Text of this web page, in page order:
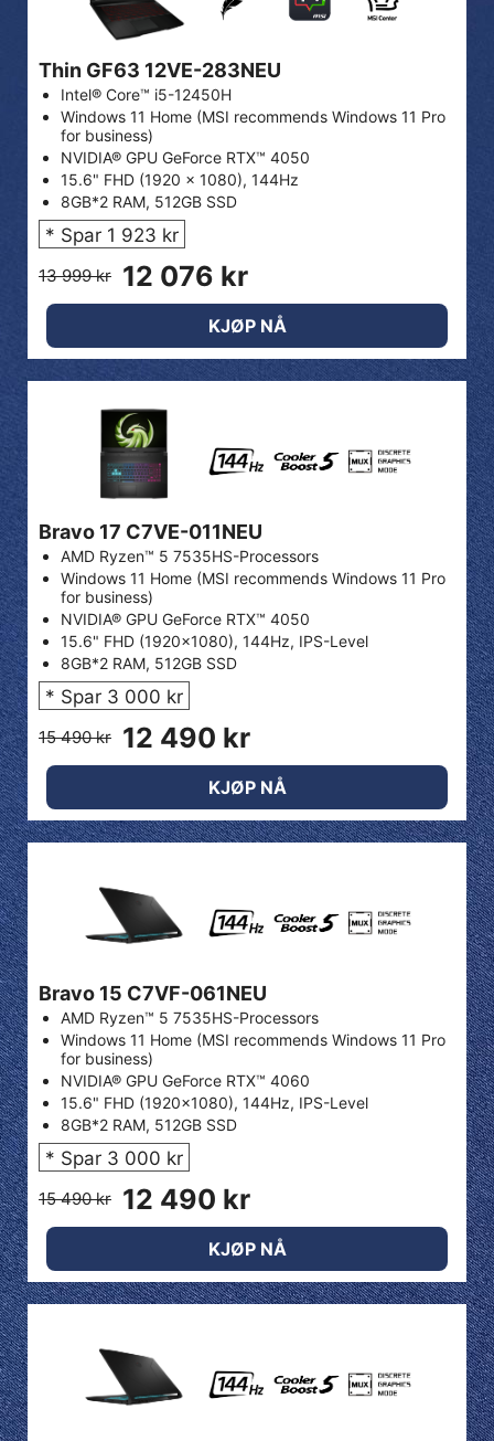
Thin GF63 12VE-283NEU
Intel® Core™ i5-12450H
Windows 11 Home (MSI recommends Windows 11 Pro
for business)
NVIDIA® GPU GeForce RTX™ 4050
15.6" FHD (1920 x 1080), 144Hz
8GB*2 RAM, 512GB SSD
* Spar 1 923 kr
13 999 kr 12 076 kr
KJØP NÅ
Bravo 17 C7VE-011NEU
AMD Ryzen™ 5 7535HS-Processors
Windows 11 Home (MSI recommends Windows 11 Pro
for business)
NVIDIA® GPU GeForce RTX™ 4050
15.6" FHD (1920x1080), 144Hz, IPS-Level
8GB*2 RAM, 512GB SSD
* Spar 3 000 kr
15 490 kr 12 490 kr
KJØP NÅ
Bravo 15 C7VF-061NEU
AMD Ryzen™ 5 7535HS-Processors
Windows 11 Home (MSI recommends Windows 11 Pro
for business)
NVIDIA® GPU GeForce RTX™ 4060
15.6" FHD (1920x1080), 144Hz, IPS-Level
8GB*2 RAM, 512GB SSD
* Spar 3 000 kr
15 490 kr 12 490 kr
KJØP NÅ